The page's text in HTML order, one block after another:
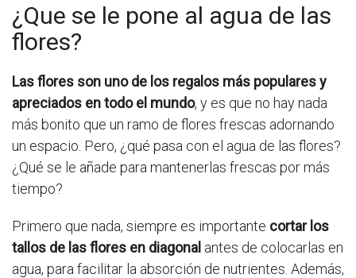
¿Que se le pone al agua de las
flores?
Las flores son uno de los regalos más populares y
apreciados en todo el mundo, y es que no hay nada
más bonito que un ramo de flores frescas adornando
un espacio. Pero, ¿qué pasa con el agua de las flores?
¿Qué se le añade para mantenerlas frescas por más
tiempo?
Primero que nada, siempre es importante cortar los
tallos de las flores en diagonal antes de colocarlas en
agua, para facilitar la absorción de nutrientes. Además,